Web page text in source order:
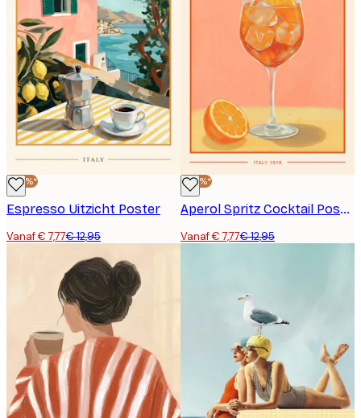
-40%*
Espresso Uitzicht Poster
Vanaf € 7,77€ 12,95
-40%*
Aperol Spritz Cocktail Poster
Vanaf € 7,77€ 12,95